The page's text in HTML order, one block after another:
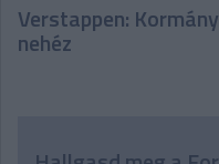
Verstappen:
nehéz